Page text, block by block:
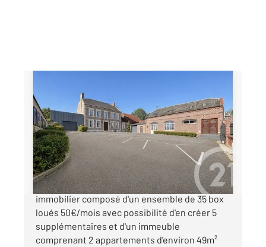
422 m
, 12 pièces
Ref : 13084
Maison à vendre
530 000 €
15 KM NORD Venez découvrir cet ensemble
immobilier composé d'un ensemble de 35 box
loués 50€/mois avec possibilité d'en créer 5
supplémentaires et d'un immeuble
comprenant 2 appartements d'environ 49m²